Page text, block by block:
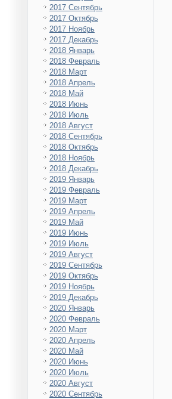
2017 Сентябрь
2017 Октябрь
2017 Ноябрь
2017 Декабрь
2018 Январь
2018 Февраль
2018 Март
2018 Апрель
2018 Май
2018 Июнь
2018 Июль
2018 Август
2018 Сентябрь
2018 Октябрь
2018 Ноябрь
2018 Декабрь
2019 Январь
2019 Февраль
2019 Март
2019 Апрель
2019 Май
2019 Июнь
2019 Июль
2019 Август
2019 Сентябрь
2019 Октябрь
2019 Ноябрь
2019 Декабрь
2020 Январь
2020 Февраль
2020 Март
2020 Апрель
2020 Май
2020 Июнь
2020 Июль
2020 Август
2020 Сентябрь